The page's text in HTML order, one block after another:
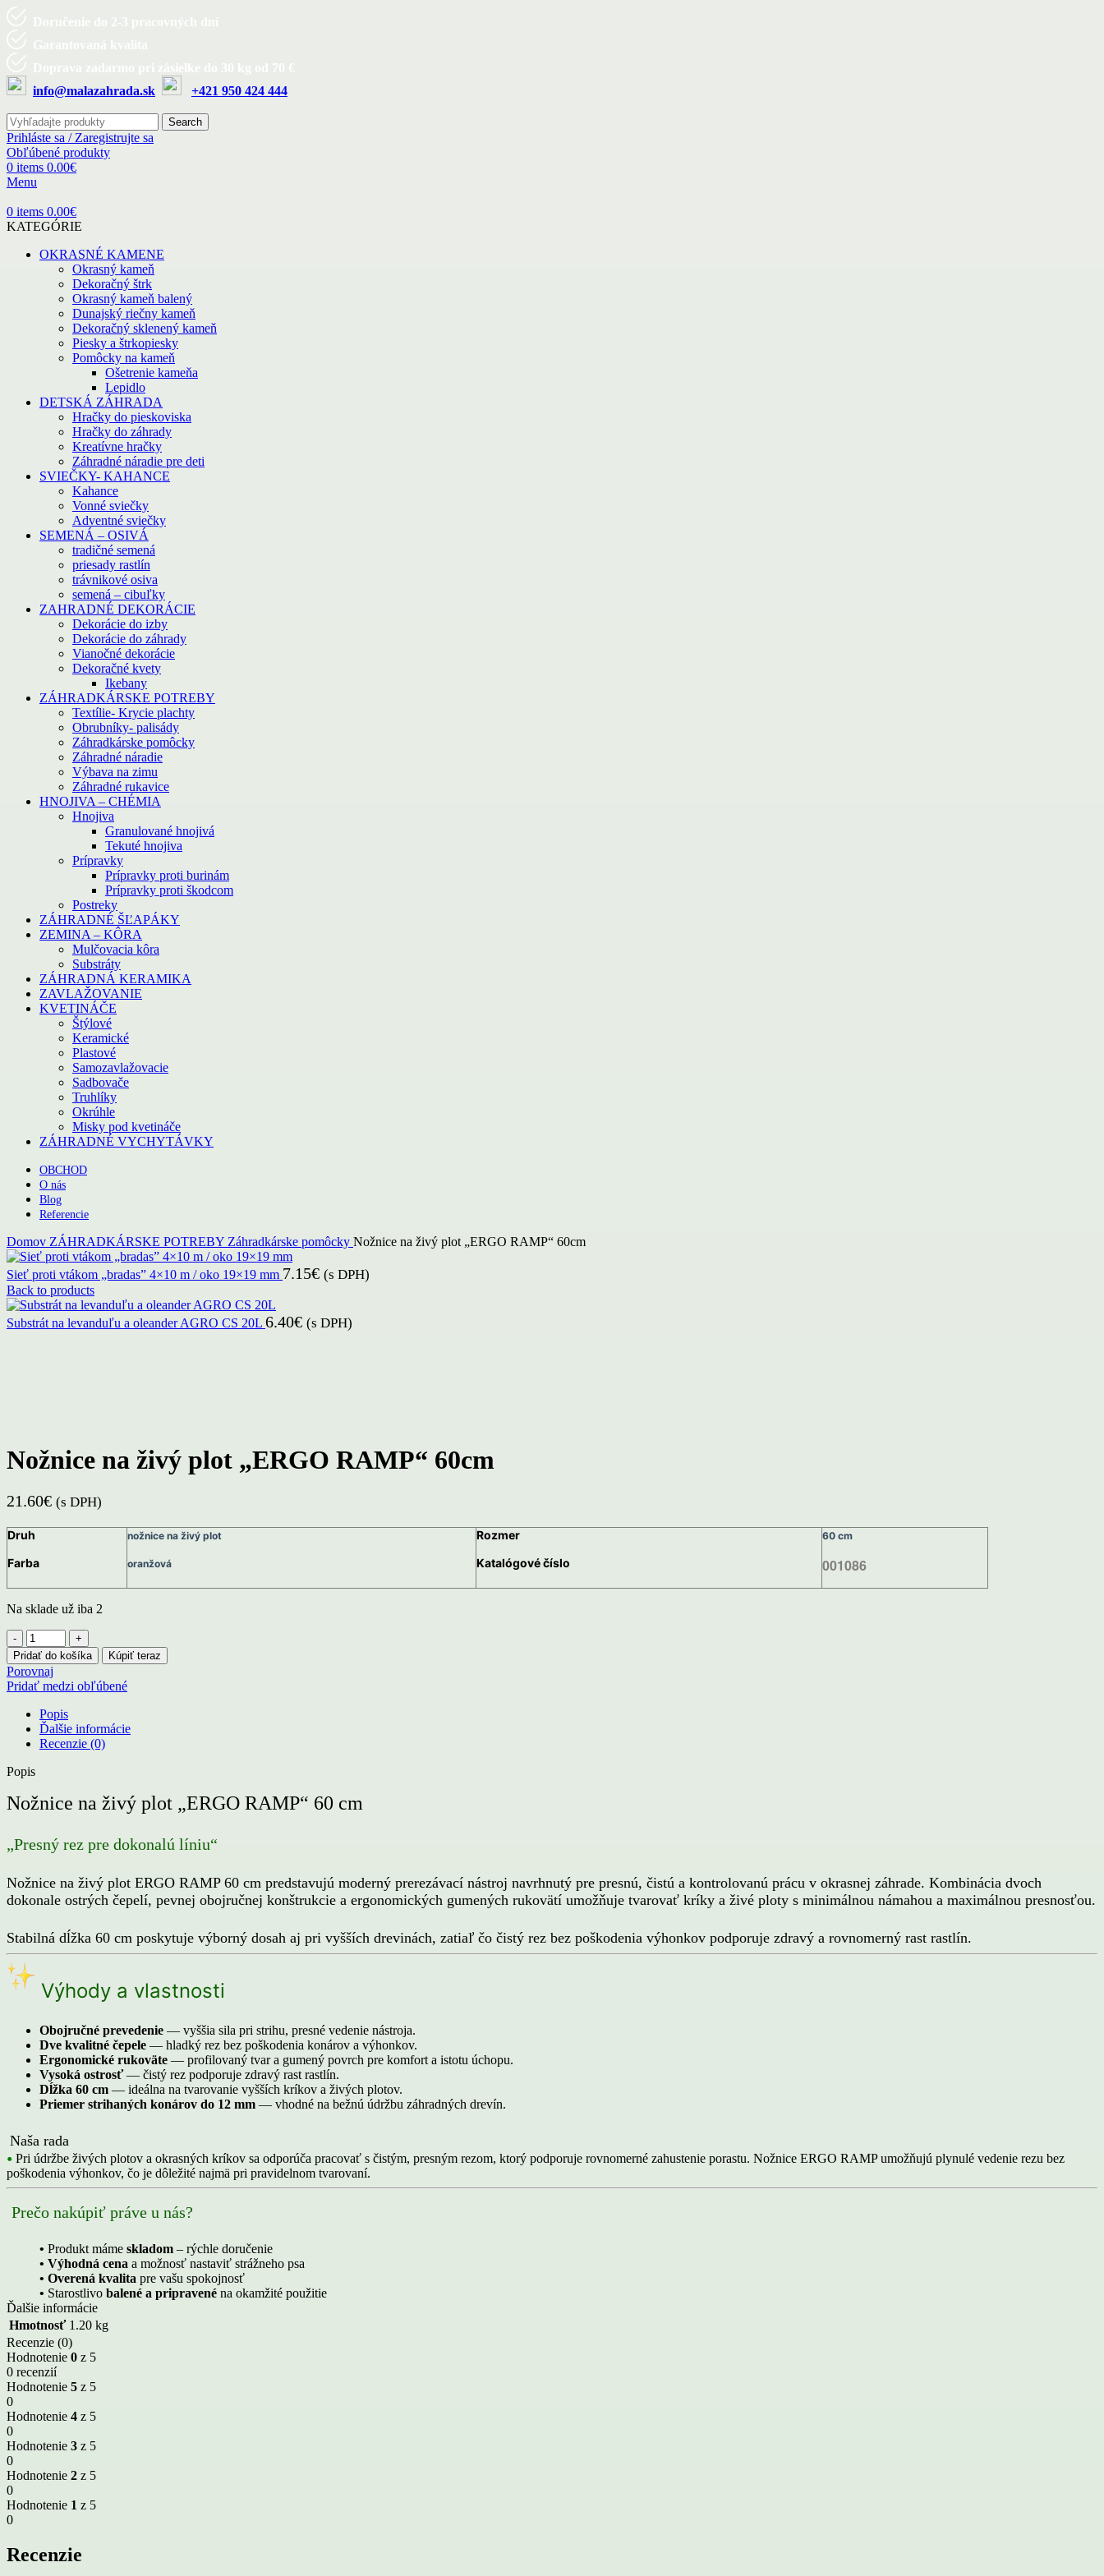
info@malazahrada.sk
+421 950 424 444
Search
Prihláste sa / Zaregistrujte sa
Obľúbené produkty
0 items 0.00€
Menu
0 items 0.00€
KATEGÓRIE
OKRASNÉ KAMENE
Okrasný kameň
Dekoračný štrk
Okrasný kameň balený
Dunajský riečny kameň
Dekoračný sklenený kameň
Piesky a štrkopiesky
Pomôcky na kameň
Ošetrenie kameňa
Lepidlo
DETSKÁ ZÁHRADA
Hračky do pieskoviska
Hračky do záhrady
Kreatívne hračky
Záhradné náradie pre deti
SVIEČKY- KAHANCE
Kahance
Vonné sviečky
Adventné sviečky
SEMENÁ – OSIVÁ
tradičné semená
priesady rastlín
trávnikové osiva
semená – cibuľky
ZAHRADNÉ DEKORÁCIE
Dekorácie do izby
Dekorácie do záhrady
Vianočné dekorácie
Dekoračné kvety
Ikebany
ZÁHRADKÁRSKE POTREBY
Textílie- Krycie plachty
Obrubníky- palisády
Záhradkárske pomôcky
Záhradné náradie
Výbava na zimu
Záhradné rukavice
HNOJIVA – CHÉMIA
Hnojiva
Granulované hnojivá
Tekuté hnojiva
Prípravky
Prípravky proti burinám
Prípravky proti škodcom
Postreky
ZÁHRADNÉ ŠĽAPÁKY
ZEMINA – KÔRA
Mulčovacia kôra
Substráty
ZÁHRADNÁ KERAMIKA
ZAVLAŽOVANIE
KVETINÁČE
Štýlové
Keramické
Plastové
Samozavlažovacie
Sadbovače
Truhlíky
Okrúhle
Misky pod kvetináče
ZÁHRADNÉ VYCHYTÁVKY
OBCHOD
O nás
Blog
Referencie
Domov ZÁHRADKÁRSKE POTREBY Záhradkárske pomôcky Nožnice na živý plot „ERGO RAMP“ 60cm
Sieť proti vtákom „bradas” 4×10 m / oko 19×19 mm 7.15€ (s DPH)
Back to products
Substrát na levanduľu a oleander AGRO CS 20L 6.40€ (s DPH)
Nožnice na živý plot „ERGO RAMP“ 60cm
21.60€ (s DPH)
Druh
Farba
nožnice na živý plot
oranžová
Rozmer
Katalógové číslo
60 cm
001086
Na sklade už iba 2
množstvo
Nožnice
na
živý
plot
„ERGO
RAMP“
60cm
Pridať do košíka Kúpiť teraz
Porovnaj
Pridať medzi obľúbené
Popis
Ďalšie informácie
Recenzie (0)
Popis
Nožnice na živý plot „ERGO RAMP“ 60 cm
„Presný rez pre dokonalú líniu“
Nožnice na živý plot ERGO RAMP 60 cm predstavujú moderný prerezávací nástroj navrhnutý pre presnú, čistú a kontrolovanú prácu v okrasnej záhrade. Kombinácia dvoch
dokonale ostrých čepelí, pevnej obojručnej konštrukcie a ergonomických gumených rukovätí umožňuje tvarovať kríky a živé ploty s minimálnou námahou a maximálnou presnosťou.
Stabilná dĺžka 60 cm poskytuje výborný dosah aj pri vyšších drevinách, zatiaľ čo čistý rez bez poškodenia výhonkov podporuje zdravý a rovnomerný rast rastlín.
Výhody a vlastnosti
Obojručné prevedenie — vyššia sila pri strihu, presné vedenie nástroja.
Dve kvalitné čepele — hladký rez bez poškodenia konárov a výhonkov.
Ergonomické rukoväte — profilovaný tvar a gumený povrch pre komfort a istotu úchopu.
Vysoká ostrosť— čistý rez podporuje zdravý rast rastlín.
Dĺžka 60 cm — ideálna na tvarovanie vyšších kríkov a živých plotov.
Priemer strihaných konárov do 12 mm — vhodné na bežnú údržbu záhradných drevín.
Naša rada
• Pri údržbe živých plotov a okrasných kríkov sa odporúča pracovať s čistým, presným rezom, ktorý podporuje rovnomerné zahustenie porastu. Nožnice ERGO RAMP umožňujú plynulé vedenie rezu bez
poškodenia výhonkov, čo je dôležité najmä pri pravidelnom tvarovaní.
Prečo nakúpiť práve u nás?
• Produkt máme skladom – rýchle doručenie
• Výhodná cena a možnosť nastaviť strážneho psa
• Overená kvalita pre vašu spokojnosť
• Starostlivo balené a pripravené na okamžité použitie
Ďalšie informácie
Hmotnosť 1.20 kg
Recenzie (0)
Hodnotenie 0 z 5
0 recenzií
Hodnotenie 5 z 5
0
Hodnotenie 4 z 5
0
Hodnotenie 3 z 5
0
Hodnotenie 2 z 5
0
Hodnotenie 1 z 5
0
Recenzie